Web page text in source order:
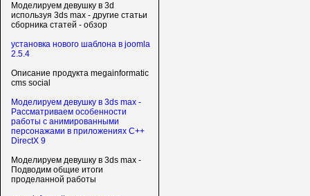
Моделируем девушку в 3d
используя 3ds max - другие статьи
сборника статей - обзор
установка нового шаблона в joomla
2.5.4
Описание продукта megainformatic
cms social
Моделируем девушку в 3ds max -
Рассматриваем особенности
работы с анимированными
персонажами в приложениях C++
DirectX 9
Моделируем девушку в 3ds max -
Подводим общие итоги
проделанной работы